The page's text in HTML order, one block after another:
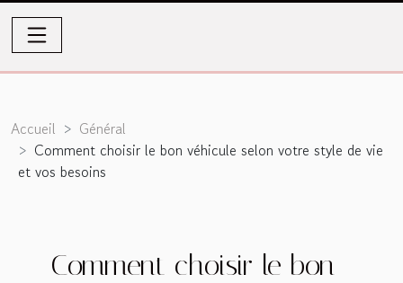
Accueil
Général
Comment choisir le bon véhicule selon votre style de vie
et vos besoins
Comment choisir le bon